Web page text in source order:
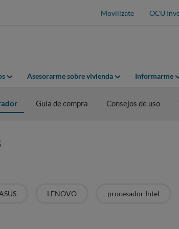
Movilízate OCU
Asesorarme sobre vivienda Informarme
Guía de compra Consejos de uso
LENOVO procesador Intel